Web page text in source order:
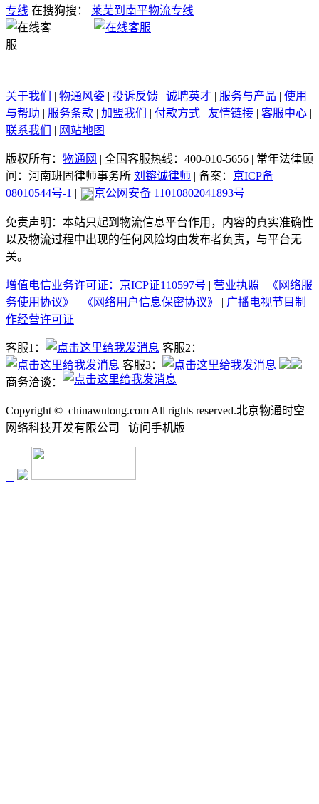
专线 在搜狗搜： 莱芜到南平物流专线
关于我们 | 物通风姿 | 投诉反馈 | 诚聘英才 | 服务与产品 | 使用
与帮助 | 服务条款 | 加盟我们 | 付款方式 | 友情链接 | 客服中心 |
联系我们
| 网站地图
版权所有： 物通网 | 全国客服热线：400-010-5656 | 常年法律顾
问：河南班固律师事务所 刘镕诚律师 | 备案： 京ICP备
08010544号-1 | 京公网安备 11010802041893号
免责声明：本站只起到物流信息平台作用，内容的真实准确性
以及物流过程中出现的任何风险均由发布者负责，与平台无
关。
增值电信业务许可证：京ICP证110597号 | 营业执照 |
《网络服
务使用协议》
| 《网络用户信息保密协议》 | 广播电视节目制
作经营许可证
客服1：
客服2：
客服3：
商务洽谈：
Copyright © chinawutong.com All rights reserved.北京物通时空
网络科技开发有限公司
访问手机版